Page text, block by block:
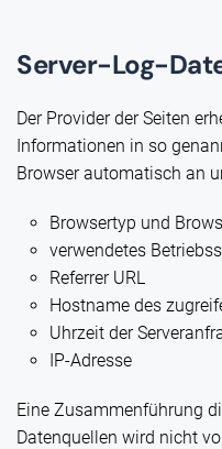
Server-Log-
Der Provider der Seiten
Informationen in so
Browser automatisch an
Browsertyp und
verwendetes
Referrer URL
Hostname des
Uhrzeit der
IP-Adresse
Eine Zusammenführung
Datenquellen wird nicht